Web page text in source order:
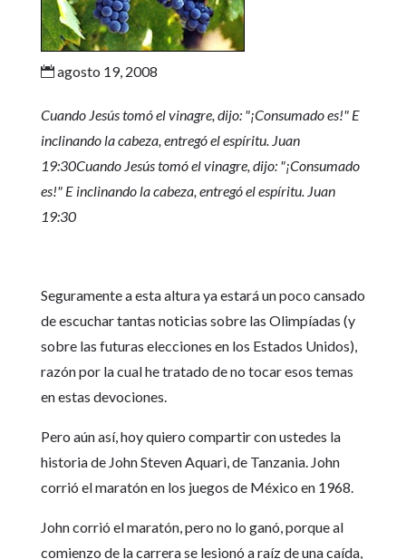
agosto 19, 2008
Cuando Jesús tomó el vinagre, dijo: "¡Consumado es!" E
inclinando la cabeza, entregó el espíritu. Juan
19:30Cuando Jesús tomó el vinagre, dijo: "¡Consumado
es!" E inclinando la cabeza, entregó el espíritu. Juan
19:30
Seguramente a esta altura ya estará un poco cansado
de escuchar tantas noticias sobre las Olimpíadas (y
sobre las futuras elecciones en los Estados Unidos),
razón por la cual he tratado de no tocar esos temas
en estas devociones.
Pero aún así, hoy quiero compartir con ustedes la
historia de John Steven Aquari, de Tanzania. John
corrió el maratón en los juegos de México en 1968.
John corrió el maratón, pero no lo ganó, porque al
comienzo de la carrera se lesionó a raíz de una caída,